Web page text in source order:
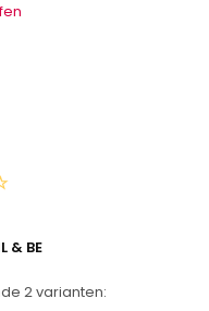
& BE
2varianten: